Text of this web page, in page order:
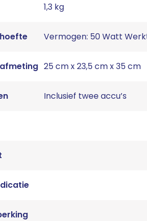
1,3 kg
Vermogen: 50 Watt
25 cm x 23,5 cm x 35 cm
Inclusief twee accu’s